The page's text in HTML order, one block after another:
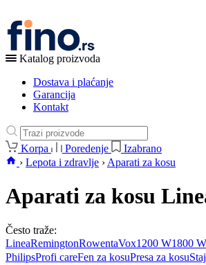
Katalog proizvoda
Dostava i plaćanje
Garancija
Kontakt
Korpa Poredenje
Izabrano
› Lepota i zdravlje › Aparati za kosu
Aparati za kosu
Često traže:
LineaRemingtonRowentaVox1200 W1800 W
PhilipsProfi careFen za kosuPresa za kosu